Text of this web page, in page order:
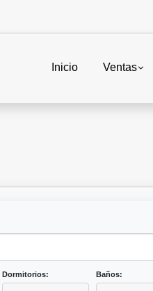
Inicio Ventas
Dormitorios: Baños: